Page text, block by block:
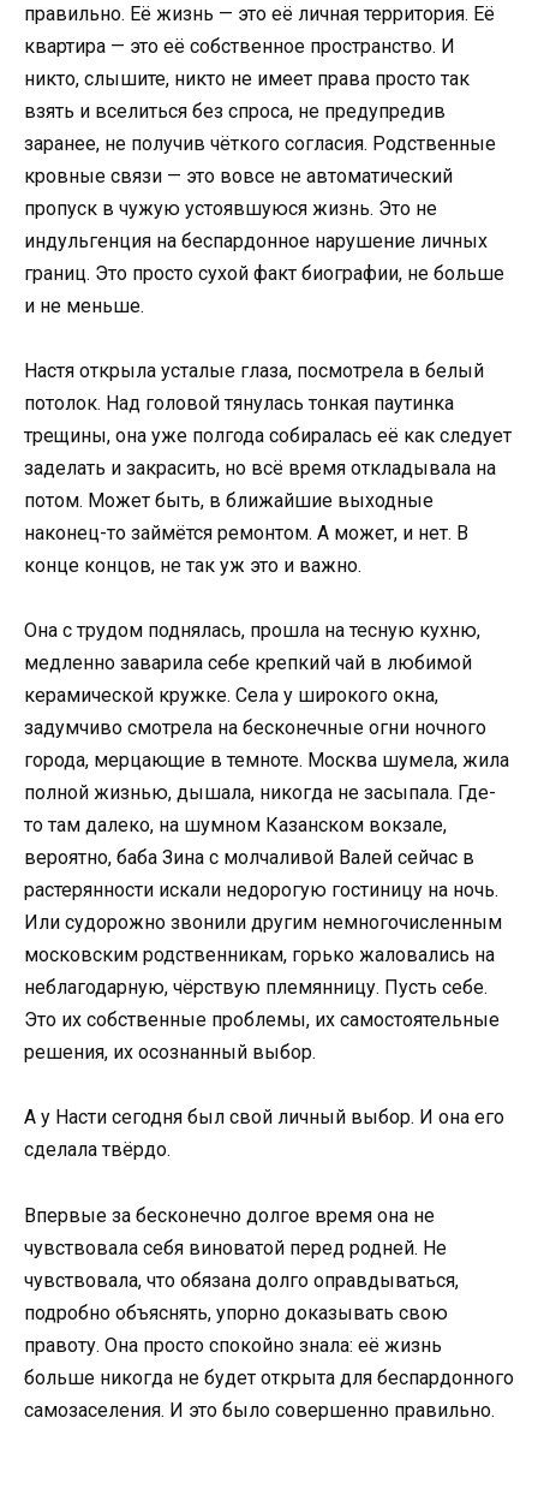
правильно. Её жизнь — это её личная территория. Её
квартира — это её собственное пространство. И
никто, слышите, никто не имеет права просто так
взять и вселиться без спроса, не предупредив
заранее, не получив чёткого согласия. Родственные
кровные связи — это вовсе не автоматический
пропуск в чужую устоявшуюся жизнь. Это не
индульгенция на беспардонное нарушение личных
границ. Это просто сухой факт биографии, не больше
и не меньше.
Настя открыла усталые глаза, посмотрела в белый
потолок. Над головой тянулась тонкая паутинка
трещины, она уже полгода собиралась её как следует
заделать и закрасить, но всё время откладывала на
потом. Может быть, в ближайшие выходные
наконец-то займётся ремонтом. А может, и нет. В
конце концов, не так уж это и важно.
Она с трудом поднялась, прошла на тесную кухню,
медленно заварила себе крепкий чай в любимой
керамической кружке. Села у широкого окна,
задумчиво смотрела на бесконечные огни ночного
города, мерцающие в темноте. Москва шумела, жила
полной жизнью, дышала, никогда не засыпала. Где-
то там далеко, на шумном Казанском вокзале,
вероятно, баба Зина с молчаливой Валей сейчас в
растерянности искали недорогую гостиницу на ночь.
Или судорожно звонили другим немногочисленным
московским родственникам, горько жаловались на
неблагодарную, чёрствую племянницу. Пусть себе.
Это их собственные проблемы, их самостоятельные
решения, их осознанный выбор.
А у Насти сегодня был свой личный выбор. И она его
сделала твёрдо.
Впервые за бесконечно долгое время она не
чувствовала себя виноватой перед родней. Не
чувствовала, что обязана долго оправдываться,
подробно объяснять, упорно доказывать свою
правоту. Она просто спокойно знала: её жизнь
больше никогда не будет открыта для беспардонного
самозаселения. И это было совершенно правильно.